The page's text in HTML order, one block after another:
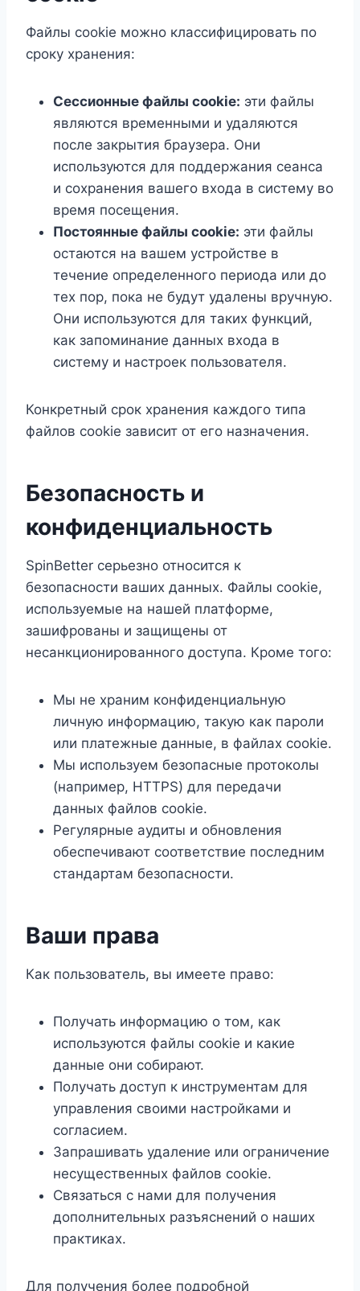
Файлы cookie можно классифицировать по
сроку хранения:
Сессионные файлы cookie: эти файлы
являются временными и удаляются
после закрытия браузера. Они
используются для поддержания сеанса
и сохранения вашего входа в систему во
время посещения.
Постоянные файлы cookie: эти файлы
остаются на вашем устройстве в
течение определенного периода или до
тех пор, пока не будут удалены вручную.
Они используются для таких функций,
как запоминание данных входа в
систему и настроек пользователя.
Конкретный срок хранения каждого типа
файлов cookie зависит от его назначения.
Безопасность и
конфиденциальность
SpinBetter серьезно относится к
безопасности ваших данных. Файлы cookie,
используемые на нашей платформе,
зашифрованы и защищены от
несанкционированного доступа. Кроме того:
Мы не храним конфиденциальную
личную информацию, такую как пароли
или платежные данные, в файлах cookie.
Мы используем безопасные протоколы
(например, HTTPS) для передачи
данных файлов cookie.
Регулярные аудиты и обновления
обеспечивают соответствие последним
стандартам безопасности.
Ваши права
Как пользователь, вы имеете право:
Получать информацию о том, как
используются файлы cookie и какие
данные они собирают.
Получать доступ к инструментам для
управления своими настройками и
согласием.
Запрашивать удаление или ограничение
несущественных файлов cookie.
Связаться с нами для получения
дополнительных разъяснений о наших
практиках.
Для получения более подробной